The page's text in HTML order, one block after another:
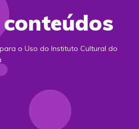
o Uso do Instituto Cultural do